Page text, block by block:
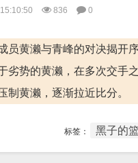
836 0
员黄濑与青峰的对决揭
劣势的黄濑，在多次交
制黄濑，逐渐拉近比分。
标签： 黑子的